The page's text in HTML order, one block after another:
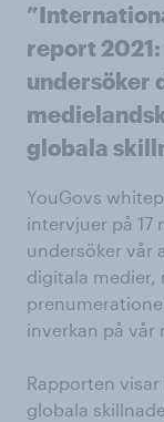
report
undersöker
globala
YouGovs
intervjuer på 17
undersöker vår
digitala medier,
inverkan på vår
Rapporten
globala